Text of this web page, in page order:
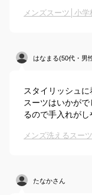
はなまる(50代・男
スタイリッシュ
スーツはいかが
るので手入れがし
たなかさん